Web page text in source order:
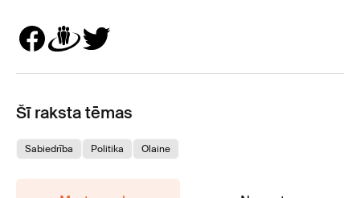
Šī raksta tēmas
Sabiedrība Politika Olaine